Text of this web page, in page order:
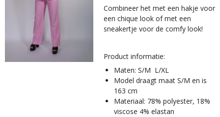
Combineer het met een hakje voor
een chique look of met een
sneakertje voor de comfy look!
Product informatie:
Maten: S/M L/XL
Model draagt maat S/M en is
163 cm
Materiaal: 78% polyester, 18%
viscose 4% elastan